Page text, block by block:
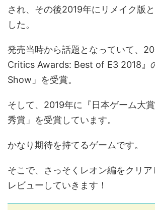
され、その後2019年にリメイク版
した。
発売当時から話題となっていて、
Critics Awards: Best of E3 2018』
Show」を受賞。
そして、2019年に『日本ゲーム大
秀賞」を受賞しています。
かなり期待を持てるゲームです。
そこで、さっそくレオン編をクリア
レビューしていきます！